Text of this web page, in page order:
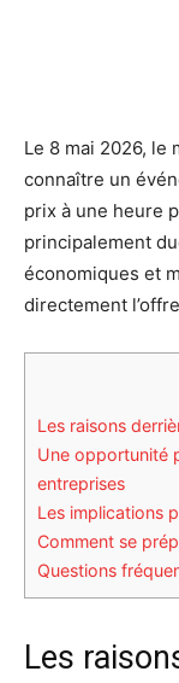
Le 8 mai 2026, le
connaître un
prix à une heure
principalement
économiques et
directement
Les raisons
Une opportunité
entreprises
Les implications
Comment se
Questions
Les